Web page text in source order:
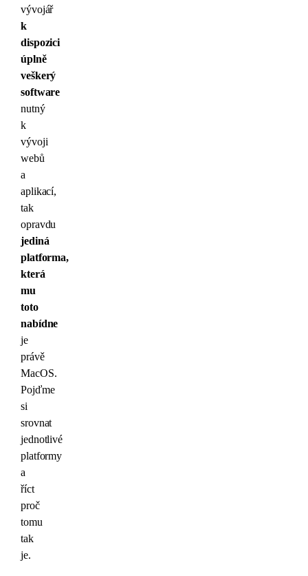
vývojář
k
dispozici
úplně
veškerý
software
nutný
k
vývoji
webů
a
aplikací,
tak
opravdu
jediná
platforma,
která
mu
toto
nabídne
je
právě
MacOS.
Pojďme
si
srovnat
jednotlivé
platformy
a
říct
proč
tomu
tak
je.